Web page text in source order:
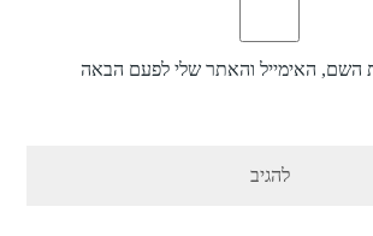
השם, האימייל והאתר שלי לפעם הבאה